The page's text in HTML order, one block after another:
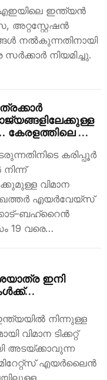
യുഎഇയിലെ ഇന്ത്യൻ
അറ്റസ്റ്റേഷൻ
നൽകുന്നതിനായി
നിയമിച്ചു.
കേരളത്തിലെ ഈ
കരിപ്പൂർ
വിമാന
ഖത്തർ എയർവേയ്സ്
വരെ…
ഇനി
ഇന്ത്യയിൽ നിന്നുള്ള
വിമാന ടിക്കറ്റ്
അടയ്ക്കാവുന്ന
എയർലൈൻ